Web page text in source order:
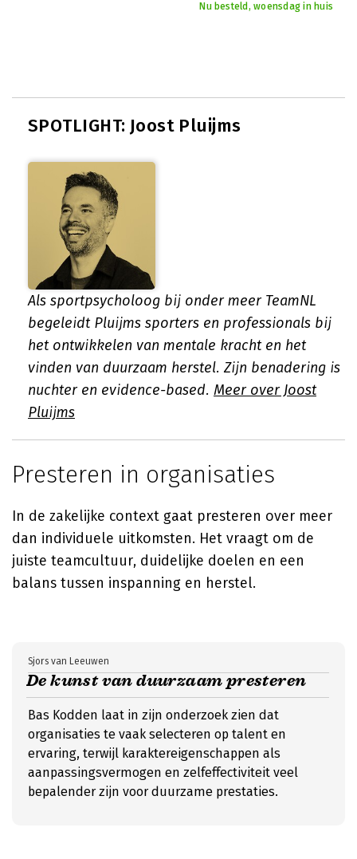
Nu besteld, woensdag in huis
SPOTLIGHT: Joost Pluijms
Als sportpsycholoog bij onder meer TeamNL
begeleidt Pluijms sporters en professionals bij
het ontwikkelen van mentale kracht en het
vinden van duurzaam herstel. Zijn benadering is
nuchter en evidence-based. Meer over Joost
Pluijms
Presteren in organisaties
In de zakelijke context gaat presteren over meer
dan individuele uitkomsten. Het vraagt om de
juiste teamcultuur, duidelijke doelen en een
balans tussen inspanning en herstel.
De kunst van duurzaam presteren
Sjors van Leeuwen
Bas Kodden laat in zijn onderzoek zien dat
organisaties te vaak selecteren op talent en
ervaring, terwijl karaktereigenschappen als
aanpassingsvermogen en zelfeffectiviteit veel
bepalender zijn voor duurzame prestaties.